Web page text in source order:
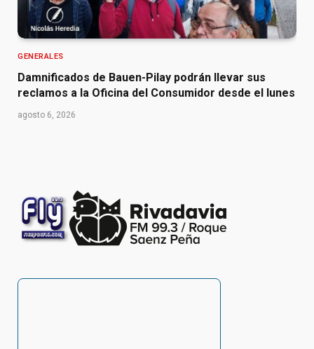
GENERALES
Damnificados de Bauen-Pilay podrán llevar sus
reclamos a la Oficina del Consumidor desde el lunes
agosto 6, 2026